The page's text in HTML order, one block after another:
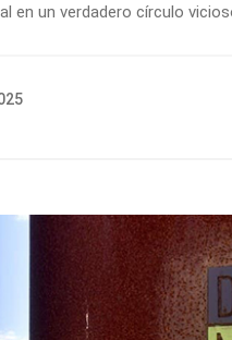
en un verdadero círculo